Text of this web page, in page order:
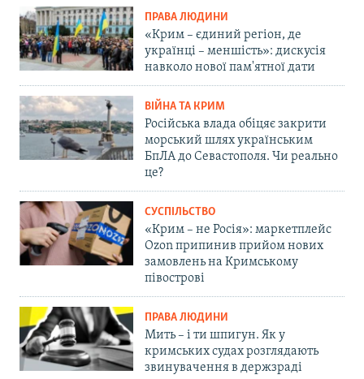
ПРАВА ЛЮДИНИ
«Крим – єдиний регіон, де
українці – меншість»: дискусія
навколо нової пам'ятної дати
ВІЙНА ТА КРИМ
Російська влада обіцяє закрити
морський шлях українським
БпЛА до Севастополя. Чи реально
це?
СУСПІЛЬСТВО
«Крим – не Росія»: маркетплейс
Ozon припинив прийом нових
замовлень на Кримському
півострові
ПРАВА ЛЮДИНИ
Мить – і ти шпигун. Як у
кримських судах розглядають
звинувачення в держзраді